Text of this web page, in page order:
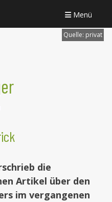
Menü
Quelle: privat
die
Artikel über den
im vergangenen